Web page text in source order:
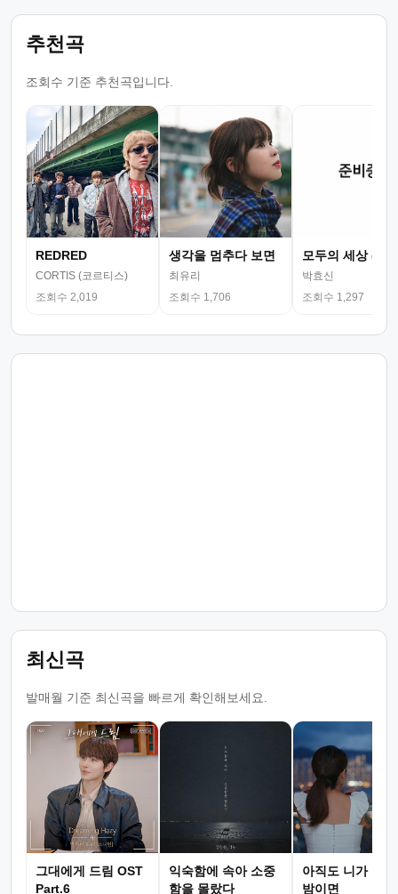
추천곡
조회수 기준 추천곡입니다.
REDRED
CORTIS (코르티스)
조회수 2,019
생각을 멈추다 보면
최유리
조회수 1,706
모두의 세상 (뮤
박효신
조회수 1,297
최신곡
발매월 기준 최신곡을 빠르게 확인해보세요.
그대에게 드림 OST
Part.6
익숙함에 속아 소중
함을 몰랐다
아직도 니가 그
밤이면